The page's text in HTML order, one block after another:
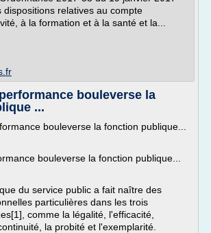
dispositions relatives au compte
à la formation et à la santé et la...
bouleverse la
...
bouleverse la fonction publique...
bouleverse la fonction publique...
du service public a fait naître des
particulières dans les trois
comme la légalité, l'efficacité,
la probité et l'exemplarité.